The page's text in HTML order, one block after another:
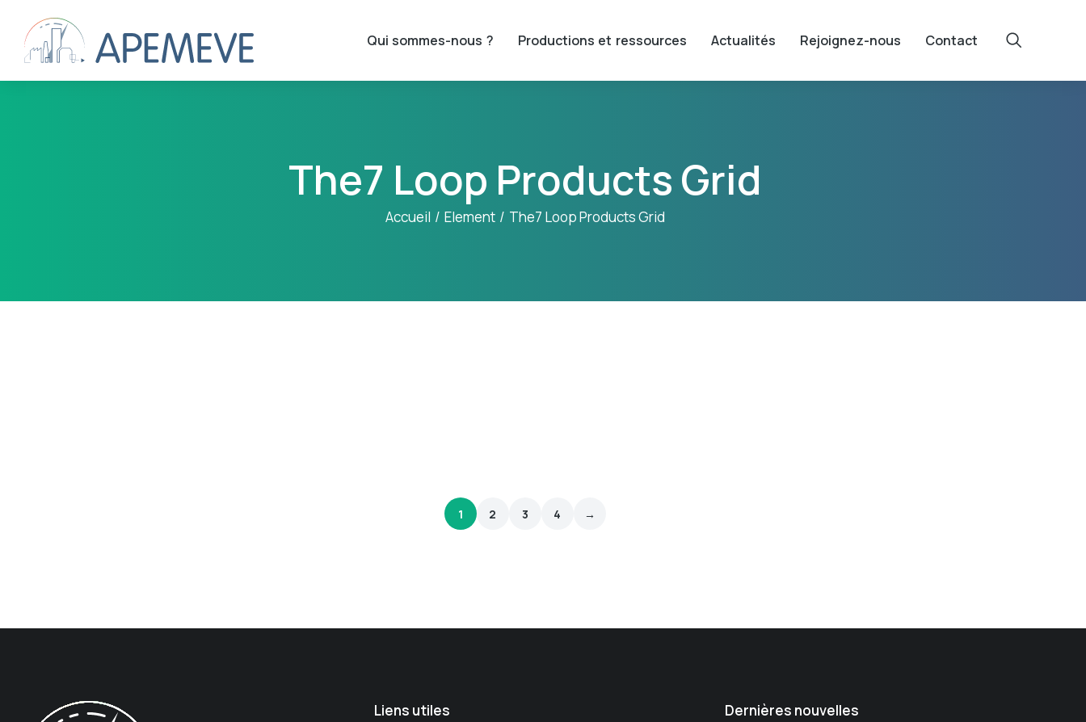
Qui sommes-nous ? Productions et ressources Actualités Rejoignez-nous Contact
The7 Loop Products Grid
Accueil Element The7 Loop Products Grid
1 2 3 4 →
Liens utiles Dernières nouvelles